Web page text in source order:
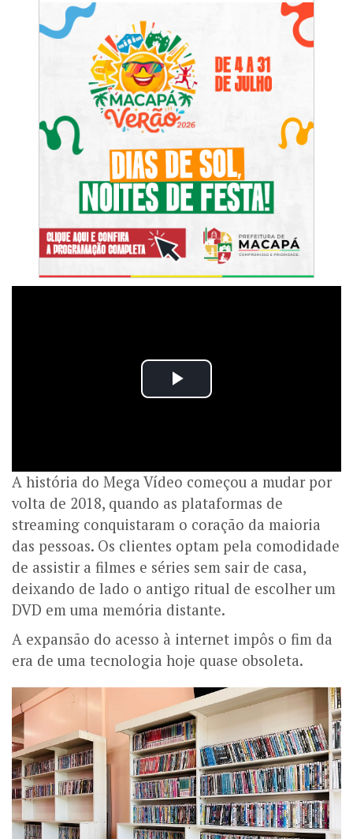
A história do Mega Vídeo começou a mudar por
volta de 2018, quando as plataformas de
streaming conquistaram o coração da maioria
das pessoas. Os clientes optam pela comodidade
de assistir a filmes e séries sem sair de casa,
deixando de lado o antigo ritual de escolher um
DVD em uma memória distante.
A expansão do acesso à internet impôs o fim da
era de uma tecnologia hoje quase obsoleta.